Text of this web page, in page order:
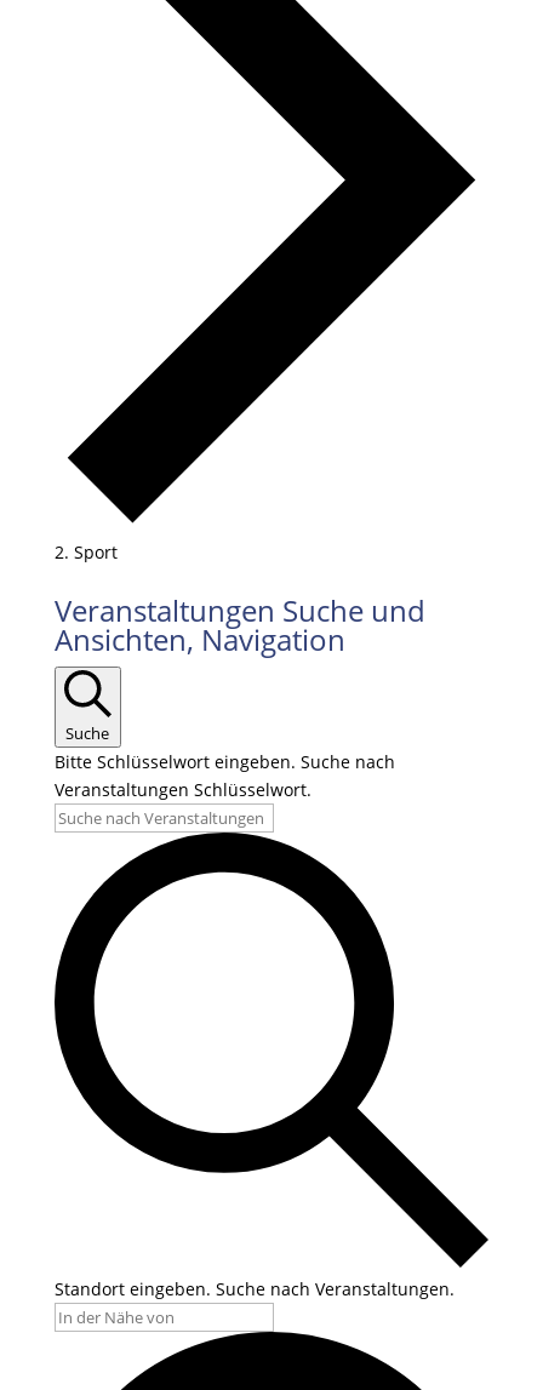
Sport
Veranstaltungen
für
10.06.2026
Veranstaltungen Suche und
Ansichten, Navigation
Suche
Bitte Schlüsselwort eingeben. Suche nach
Veranstaltungen Schlüsselwort.
Standort eingeben. Suche nach Veranstaltungen.